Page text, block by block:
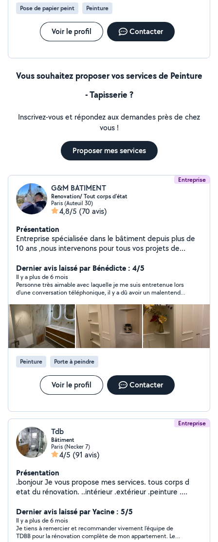
Pose de papier peint Peinture
Voir le profil Contacter
Vous souhaitez proposer vos services de Peinture
- Tapisserie ?
Inscrivez-vous et répondez aux demandes près de chez
vous !
Proposer mes services
Entreprise
G&M BATIMENT
Renovation/ Tout corps d'état
Paris (Auteuil 30)
4,8/5 (70 avis)
Présentation
Entreprise spécialisée dans le bâtiment depuis plus de
10 ans ,nous intervenons pour tous vos projets de
notre expertise et à notre équipe qualifiée, nous
garantissons des travaux de qualité, réalisés dans les
délais et adaptés à vos besoins
Dernier avis laissé par Bénédicte : 4/5
Il y a plus de 6 mois
Personne très aimable avec laquelle je me suis entretenue lors
d'une conversation téléphonique, il y a dû avoir un malentendu,
l'assurance,et n'ayant pas eu de réponse dans les jours suivants,
j'ai pensé que c'était une condition obligatoire. G&M Bâtiment
m'a ensuite adressé un devis mais hors budget.
Peinture Porte à peindre
Voir le profil Contacter
Entreprise
Tdb
Bâtiment
Paris (Necker 7)
4/5 (91 avis)
Présentation
.bonjour Je vous propose mes services. tous corps d
etat du rénovation. ..intérieur .extérieur .peinture .
.ravalement .isolation .façade.
Dernier avis laissé par Yacine : 5/5
Il y a plus de 6 mois
Je tiens à remercier et recommander vivement l’équipe de
TDBB pour la rénovation complète de mon appartement. Le